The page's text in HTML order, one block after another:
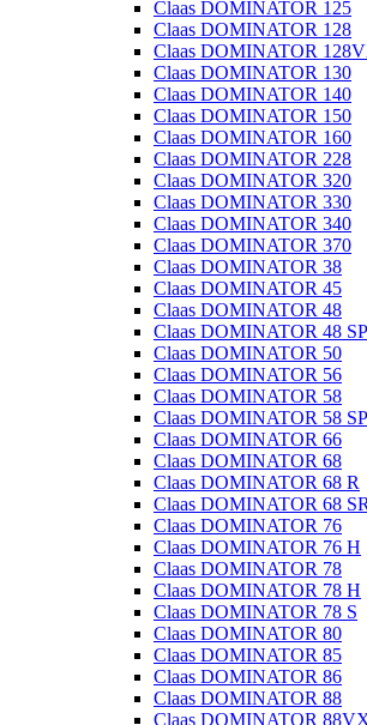
Claas DOMINATOR 125
Claas DOMINATOR 128
Claas DOMINATOR
Claas DOMINATOR 130
Claas DOMINATOR 140
Claas DOMINATOR 150
Claas DOMINATOR 160
Claas DOMINATOR 228
Claas DOMINATOR 320
Claas DOMINATOR 330
Claas DOMINATOR 340
Claas DOMINATOR 370
Claas DOMINATOR 38
Claas DOMINATOR 45
Claas DOMINATOR 48
Claas DOMINATOR 48 SP
Claas DOMINATOR 50
Claas DOMINATOR 56
Claas DOMINATOR 58
Claas DOMINATOR 58 SP
Claas DOMINATOR 66
Claas DOMINATOR 68
Claas DOMINATOR 68 R
Claas DOMINATOR 68 SR
Claas DOMINATOR 76
Claas DOMINATOR 76 H
Claas DOMINATOR 78
Claas DOMINATOR 78 H
Claas DOMINATOR 78 S
Claas DOMINATOR 80
Claas DOMINATOR 85
Claas DOMINATOR 86
Claas DOMINATOR 88
Claas DOMINATOR